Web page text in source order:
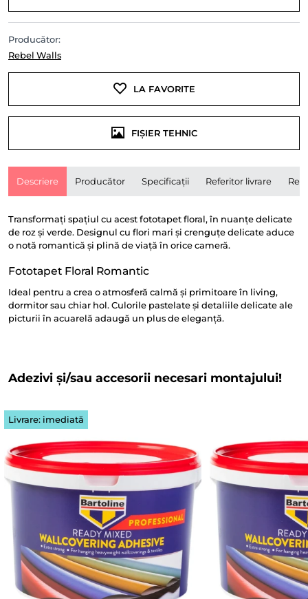
Producător:
Rebel Walls
LA FAVORITE
FIȘIER TEHNIC
Descriere Producător Specificații Referitor livrare
Transformați spațiul cu acest fototapet floral, în nuanțe delicate
de roz și verde. Designul cu flori mari și crenguțe delicate aduce
o notă romantică și plină de viață în orice cameră.
Fototapet Floral Romantic
Ideal pentru a crea o atmosferă calmă și primitoare în living,
dormitor sau chiar hol. Culorile pastelate și detaliile delicate ale
picturii în acuarelă adaugă un plus de eleganță.
Adezivi și/sau accesorii necesari montajului!
Livrare: imediată